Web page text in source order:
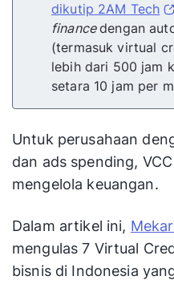
dikutip 2AM Tech
financedengan
(termasuk virtual
lebih dari 500 jam
setara 10 jam per
Untuk perusahaan
dan ads spending,
mengelola keuangan.
Dalam artikel ini,
mengulas 7 Virtual
bisnis di Indonesia